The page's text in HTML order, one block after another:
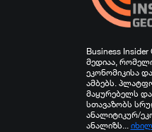
Business Insider
მედიაა,
ეკონომიკისა
ამბებს.
მაყურებელს
სთავაზობს
ანალიტიკურ/
ანალიზს...